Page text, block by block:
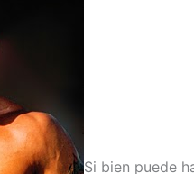
Si bien puede